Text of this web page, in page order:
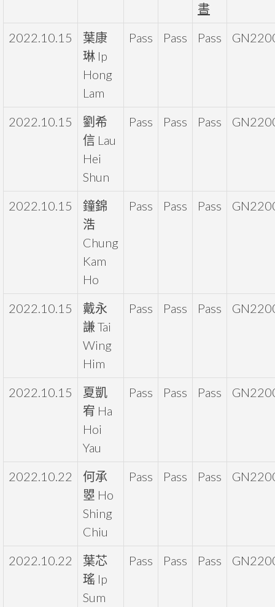
書
2022.10.15
葉康
琳 Ip
Hong
Lam
Pass Pass Pass
2022.10.15
劉希
信 Lau
Hei
Shun
Pass Pass Pass
2022.10.15
鐘錦
浩
Chung
Kam
Ho
Pass Pass Pass
2022.10.15
戴永
謙 Tai
Wing
Him
Pass Pass Pass
2022.10.15
夏凱
宥 Ha
Hoi
Yau
Pass Pass Pass
2022.10.22
何承
曌 Ho
Shing
Chiu
Pass Pass Pass
2022.10.22
葉芯
瑤 Ip
Sum
Pass Pass Pass